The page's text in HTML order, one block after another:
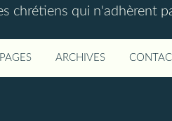
chrétiens qui n'adhèrent
PAGES ARCHIVES